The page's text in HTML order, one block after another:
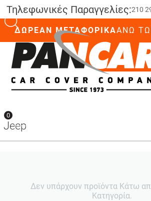
Τηλεφωνικές Παραγγελίες:210
ΔΩΡΕΑΝ ΜΕΤΑΦΟΡΙΚΑΆΝΩ
0
Jeep
Δεν υπάρχουν προϊόντα Κάτω
Κατηγορία.